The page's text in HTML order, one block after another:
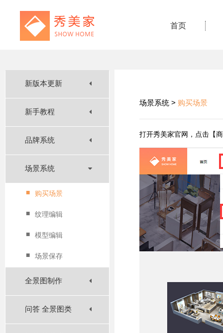
首页
新版本更新
新手教程
品牌系统
场景系统
■ 购买场景
■ 纹理编辑
■ 模型编辑
■ 场景保存
全景图制作
问答 全景图类
场景系统 > 购买场景
打开秀美家官网，点击【